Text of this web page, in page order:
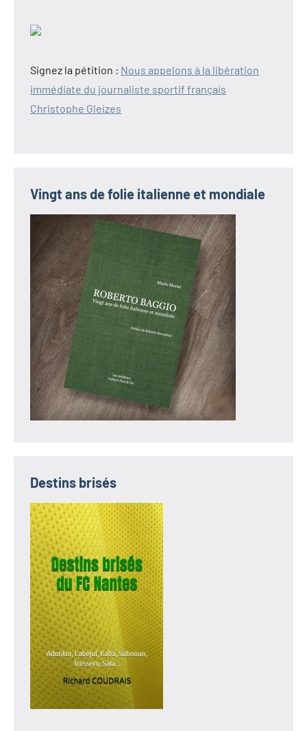
Signez la pétition : Nous appelons à la libération
immédiate du journaliste sportif français
Christophe Gleizes
Vingt ans de folie italienne et mondiale
Destins brisés